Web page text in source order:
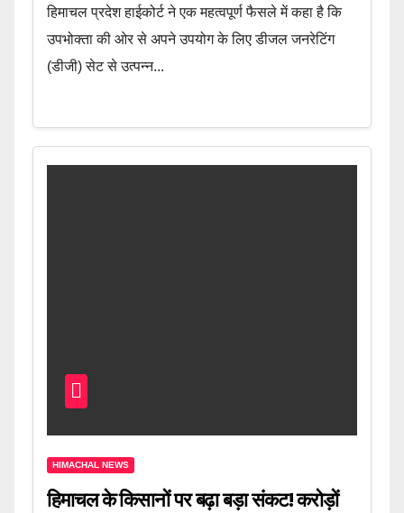
हिमाचल प्रदेश हाईकोर्ट ने एक महत्वपूर्ण फैसले में कहा है कि
उपभोक्ता की ओर से अपने उपयोग के लिए डीजल जनरेटिंग
(डीजी) सेट से उत्पन्न...
HIMACHAL NEWS
हिमाचल के किसानों पर बढ़ा बड़ा संकट! करोड़ों